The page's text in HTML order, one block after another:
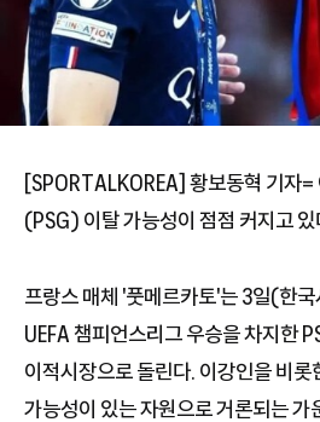
[SPORTALKOREA] 황보동혁 기자=
(PSG) 이탈 가능성이 점점 커지고 있
프랑스 매체 '풋메르카토'는 3일(한
UEFA 챔피언스리그 우승을 차지한
이적시장으로 돌린다. 이강인을 비롯
가능성이 있는 자원으로 거론되는 가